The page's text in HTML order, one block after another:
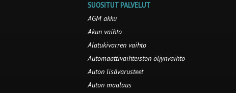
SUOSITUT PALVELUT
AGM akku
Akun vaihto
Alatukivarren vaihto
Automaattivaihteiston öljynvaihto
Auton lisävarusteet
Auton maalaus